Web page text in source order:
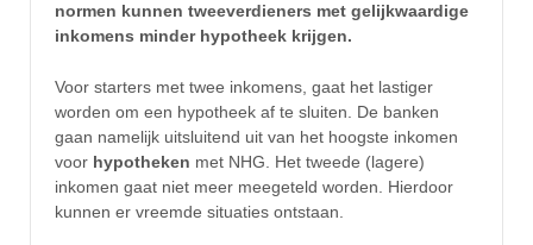
normen kunnen tweeverdieners met gelijkwaardige
inkomens minder hypotheek krijgen.
Voor starters met twee inkomens, gaat het lastiger
worden om een hypotheek af te sluiten. De banken
gaan namelijk uitsluitend uit van het hoogste inkomen
voor hypotheken met NHG. Het tweede (lagere)
inkomen gaat niet meer meegeteld worden. Hierdoor
kunnen er vreemde situaties ontstaan.